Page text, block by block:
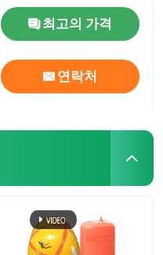
최고의 가격
연락처